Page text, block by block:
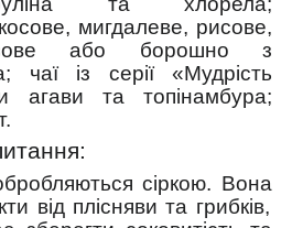
мигдалеве, рисове,
або борошно з
чаї із серії «Мудрість
агави та топінамбура;
сіркою. Вона
від плісняви та грибків,